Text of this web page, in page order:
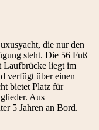
die nur den
steht. Die 56 Fuß
Laufbrücke liegt im
verfügt über einen
bietet Platz für
Aus
5 Jahren an Bord.